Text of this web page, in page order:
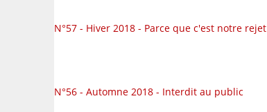
N°57 - Hiver 2018 - Parce que c'est notre rejet
N°56 - Automne 2018 - Interdit au public